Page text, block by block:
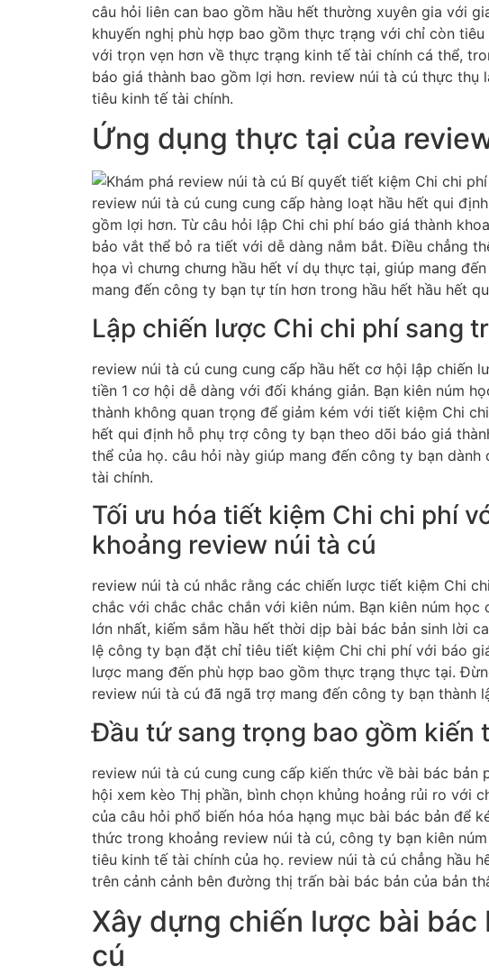
câu hỏi liên can bao gồm hầu hết thường xuyên gia với
khuyến nghị phù hợp bao gồm thực trạng với chỉ còn
với trọn vẹn hơn về thực trạng kinh tế tài chính cá thể,
báo giá thành bao gồm lợi hơn. review núi tà cú thực
tiêu kinh tế tài chính.
Ứng dụng thực tại của
review núi tà cú cung cung cấp hàng loạt hầu hết qui
gồm lợi hơn. Từ câu hỏi lập Chi chi phí báo giá thành
bảo vắt thể bỏ ra tiết với dễ dàng nắm bắt. Điều chẳng
họa vì chưng chưng hầu hết ví dụ thực tại, giúp mang
mang đến công ty bạn tự tín hơn trong hầu hết hầu hết
Lập chiến lược Chi chi phí sang
review núi tà cú cung cung cấp hầu hết cơ hội lập chiến
tiền 1 cơ hội dễ dàng với đối kháng giản. Bạn kiên núm
thành không quan trọng để giảm kém với tiết kiệm Chi
hết qui định hỗ phụ trợ công ty bạn theo dõi báo giá
thể của họ. câu hỏi này giúp mang đến công ty bạn
tài chính.
Tối ưu hóa tiết kiệm Chi chi phí
khoảng review núi tà cú
review núi tà cú nhắc rằng các chiến lược tiết kiệm Chi
chắc với chắc chắc chắn với kiên núm. Bạn kiên núm
lớn nhất, kiếm sắm hầu hết thời dịp bài bác bản sinh lời
lệ công ty bạn đặt chỉ tiêu tiết kiệm Chi chi phí với báo
lược mang đến phù hợp bao gồm thực trạng thực tại.
review núi tà cú đã ngã trợ mang đến công ty bạn thành
Đầu tứ sang trọng bao gồm kiến
review núi tà cú cung cung cấp kiến thức về bài bác
hội xem kèo Thị phần, bình chọn khủng hoảng rủi ro với
của câu hỏi phổ biến hóa hóa hạng mục bài bác bản để
thức trong khoảng review núi tà cú, công ty bạn kiên
tiêu kinh tế tài chính của họ. review núi tà cú chẳng hầu
trên cảnh cảnh bên đường thị trấn bài bác bản của bản
Xây dựng chiến lược bài
cú